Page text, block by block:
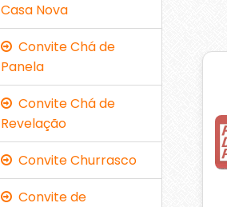
Casa Nova
Convite Chá de
Panela
Convite Chá de
Revelação
Convite Churrasco
Convite de